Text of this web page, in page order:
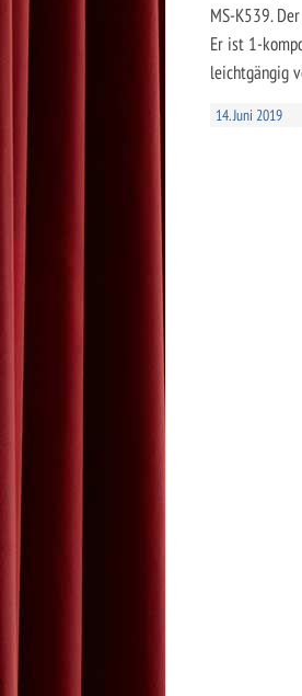
MS-K539.
Er ist 1-
leichtgängig
14. Juni 2019